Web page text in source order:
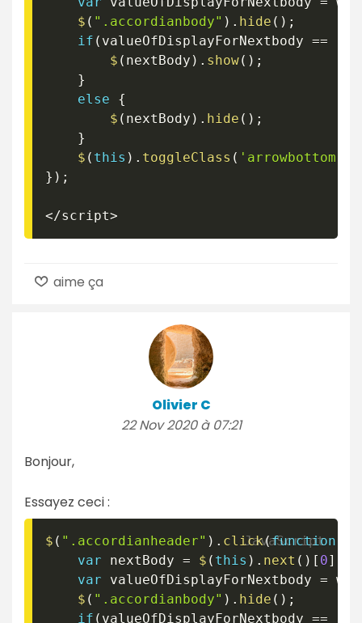
$ ( ".accordianbody" ) . hide ( ) ;
if ( valueOfDisplayForNextbody ==
$ ( nextBody ) . show( ) ;
}
else
{
$ ( nextBody ) . hide ( ) ;
}
$ ( this ) . toggleClass ( 'arrowbottom'
} ) ;
</script>
aime ça
Olivier C
22 Nov 2020 à 07:21
Bonjour,
Essayez ceci :
$ ( ".accordianheader" ) . click(function
var nextBody = $ ( this ) . next ( ) [ 0]
var valueOfDisplayForNextbody =
$ ( ".accordianbody" ) . hide ( ) ;
if ( valueOfDisplayForNextbody ==